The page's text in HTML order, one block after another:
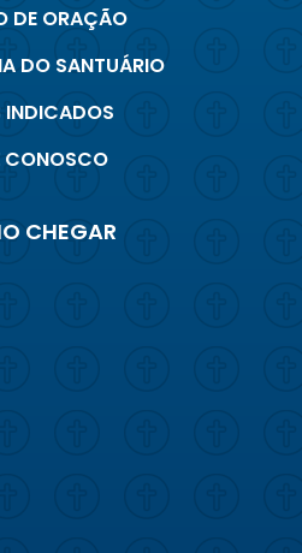
DE ORAÇÃO
DO SANTUÁRIO
INDICADOS
CONOSCO
CHEGAR